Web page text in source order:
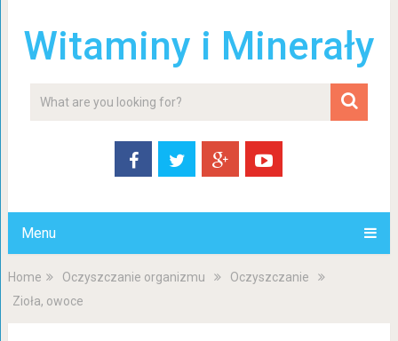
Witaminy i Minerały
Menu
Home Oczyszczanie organizmu
Oczyszczanie
Zioła, owoce